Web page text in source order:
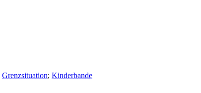
Grenzsituation; Kinderbande